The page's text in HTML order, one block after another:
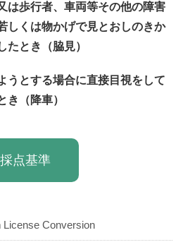
License Conversion
は歩行者、車両等その他の障害
しくは物かげで見とおしのきか
たとき（脇見）
うとする場合に直接目視をして
き（降車）
採点基準